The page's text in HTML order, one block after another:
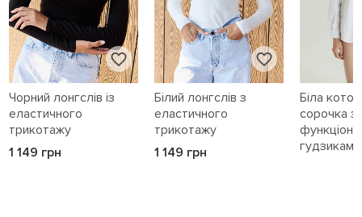
Чорний лонгслів із
еластичного
трикотажу
1 149 грн
Білий лонгслів з
еластичного
трикотажу
1 149 грн
Біла
сорочка з
гудзиками